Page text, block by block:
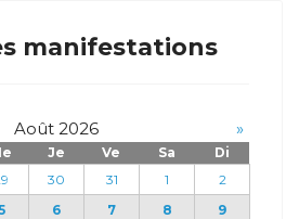
manifestations
Août 2026 »
Je Ve Sa
Di
30 31 1
2
6 7 8
9